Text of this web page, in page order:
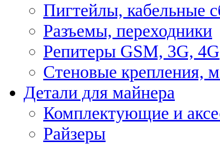
Пигтейлы, кабельные
Разъемы, переходники
Репитеры GSM, 3G, 4G
Стеновые крепления,
Детали для майнера
Комплектующие и
Райзеры